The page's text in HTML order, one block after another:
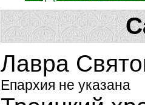
Лавра
Епархия не указана